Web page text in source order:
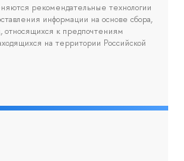
рекомендательные технологии
информации на основе сбора,
относящихся к предпочтениям
на территории Российской